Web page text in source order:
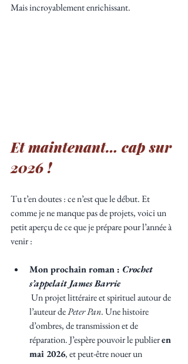
Mais incroyablement enrichissant.
Et maintenant… cap sur
2026 !
Tu t’en doutes : ce n’est que le début. Et
comme je ne manque pas de projets, voici un
petit aperçu de ce que je prépare pour l’année à
venir :
Mon prochain roman : Crochet
s’appelait James Barrie
l’auteur de Peter Pan. Une histoire
d’ombres, de transmission et de
réparation. J’espère pouvoir le publier en
mai 2026, et peut-être nouer un